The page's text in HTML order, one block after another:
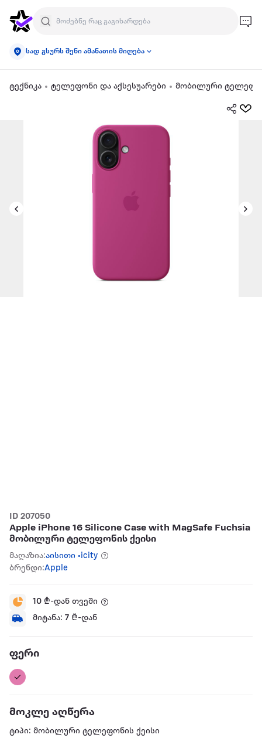
სად გსურს შენი ამანათის მიღება
ტექნიკა ტელეფონი და აქსესუარები მობილური
ID 207050
Apple iPhone 16 Silicone Case with MagSafe Fuchsia
მობილური ტელეფონის ქეისი
მაღაზია:აისითი •icity
ბრენდი:Apple
10 ₾-დან თვეში
მიტანა: 7 ₾-დან
ფერი
მოკლე აღწერა
ტიპი: მობილური ტელეფონის ქეისი